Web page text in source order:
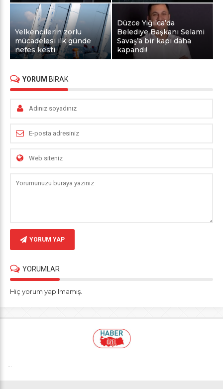
Yelkencilerin zorlu
mücadelesi ilk günde
nefes kesti
Düzce Yığılca’da
Belediye Başkanı Selami
Savaş’a bir kapı daha
kapandı!
YORUM BIRAK
YORUM YAP
YORUMLAR
Hiç yorum yapılmamış.